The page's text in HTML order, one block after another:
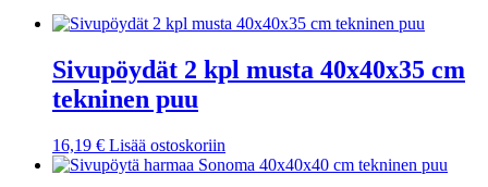
Sivupöydät 2 kpl musta 40x40x35 cm
tekninen puu
16,19 € Lisää ostoskoriin